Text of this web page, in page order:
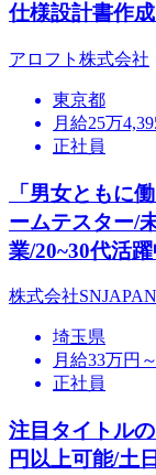
仕様設計書作成
アロフト株式会社
東京都
月給25万
正社員
「男女ともに
ームテスター/
業/20~30代活
株式会社SNJAPAN
埼玉県
月給33万円
正社員
注目タイトル
円以上可能/土